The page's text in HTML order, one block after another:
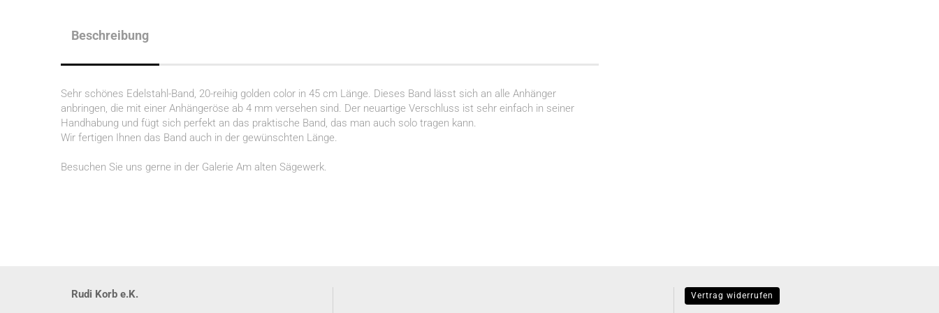
Beschreibung
Sehr schönes Edelstahl-Band, 20-reihig golden color in 45 cm Länge. Dieses Band lässt sich an alle Anhänger
anbringen, die mit einer Anhängeröse ab 4 mm versehen sind. Der neuartige Verschluss ist sehr einfach in seiner
Handhabung und fügt sich perfekt an das praktische Band, das man auch solo tragen kann.
Wir fertigen Ihnen das Band auch in der gewünschten Länge.
Besuchen Sie uns gerne in der Galerie Am alten Sägewerk.
Rudi Korb e.K. Vertrag widerrufen